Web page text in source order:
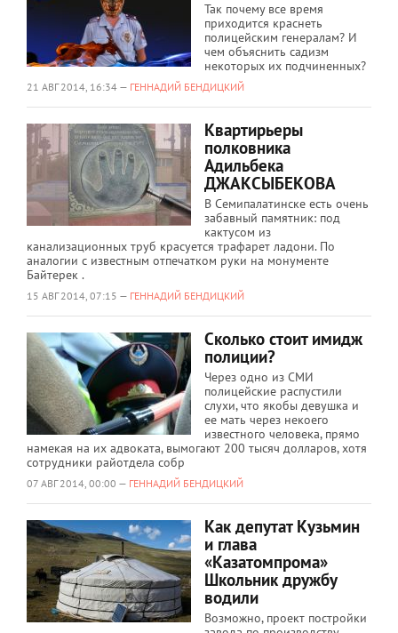
Так почему все время
приходится краснеть
полицейским генералам? И
чем объяснить садизм
некоторых их подчиненных?
21 АВГ 2014, 16:34 — ГЕННАДИЙ БЕНДИЦКИЙ
Квартирьеры
полковника
Адильбека
ДЖАКСЫБЕКОВА
В Семипалатинске есть очень
забавный памятник: под
кактусом из
канализационных труб красуется трафарет ладони. По
аналогии с известным отпечатком руки на монументе
Байтерек .
15 АВГ 2014, 07:15 — ГЕННАДИЙ БЕНДИЦКИЙ
Сколько стоит имидж
полиции?
Через одно из СМИ
полицейские распустили
слухи, что якобы девушка и
ее мать через некоего
известного человека, прямо
намекая на их адвоката, вымогают 200 тысяч долларов, хотя
сотрудники райотдела собр
07 АВГ 2014, 00:00 — ГЕННАДИЙ БЕНДИЦКИЙ
Как депутат Кузьмин
и глава
«Казатомпрома»
Школьник дружбу
водили
Возможно, проект постройки